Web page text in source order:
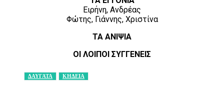
Ειρήνη, Ανδρέας
Φώτης, Γιάννης, Χριστίνα
ΤΑ ΑΝΙΨΙΑ
ΟΙ ΛΟΙΠΟΙ ΣΥΓΓΕΝΕΙΣ
ΔΑΥΓΑΤΑ ΚΗΔΕΙΑ